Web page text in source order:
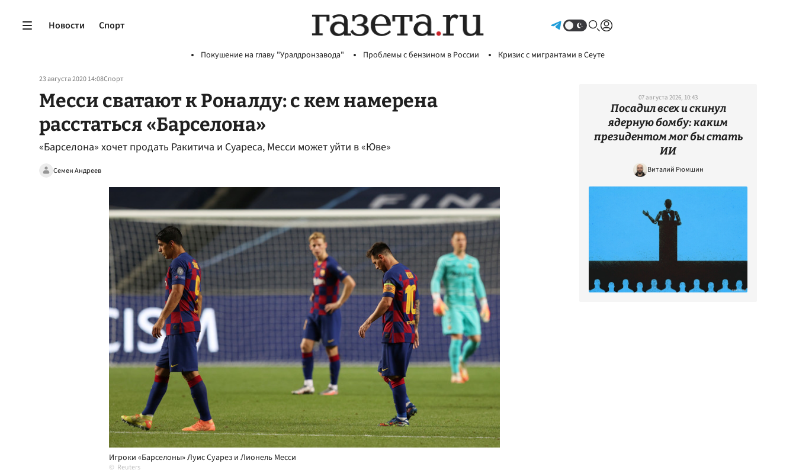
Новости Спорт
Покушение на главу "Уралдронзавода" Проблемы с бензином в России Кризис с мигрантами в Сеуте
23 августа 2020 14:08Спорт
Месси сватают к Роналду: с кем намерена
расстаться «Барселона»
«Барселона» хочет продать Ракитича и Суареса, Месси может уйти в «Юве»
Семен Андреев
Игроки «Барселоны» Луис Суарез и Лионель Месси
Reuters
07 августа 2026, 10:43
Посадил всех и скинул
ядерную бомбу: каким
президентом мог бы стать
ИИ
Виталий Рюмшин